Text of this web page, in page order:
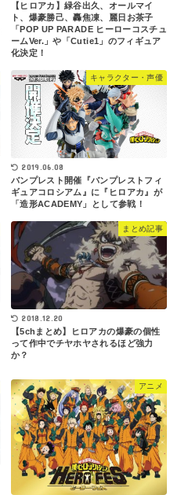
【ヒロアカ】緑谷出久、オールマイ
ト、爆豪勝己、轟焦凍、麗日お茶子
「POP UP PARADE ヒーローコスチュ
ームVer.」や「Cutie1」のフィギュア
化決定！
キャラクター・声優
2019.06.08
バンプレスト開催『バンプレストフィ
ギュアコロシアム』に『ヒロアカ』が
「造形ACADEMY」として参戦！
まとめ記事
2018.12.20
【5chまとめ】ヒロアカの爆豪の個性
って作中でチヤホヤされるほど強力
か？
アニメ